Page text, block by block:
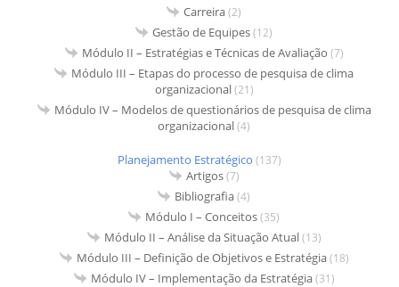
Carreira(2)
Gestão de Equipes(12)
Módulo II – Estratégias e Técnicas de Avaliação (7)
Módulo III – Etapas do processo de pesquisa de clima
organizacional(21)
Módulo IV – Modelos de questionários de pesquisa de clima
organizacional(4)
Planejamento Estratégico (137)
Artigos(7)
Bibliografia(4)
Módulo I – Conceitos(35)
Módulo II – Análise da Situação Atual(13)
Módulo III – Definição de Objetivos e Estratégia(18)
Módulo IV – Implementação da Estratégia(31)